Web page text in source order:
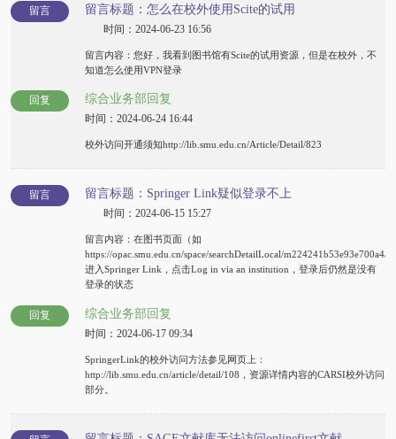
留言 留言标题：怎么在校外使用Scite的试用
时间：2024-06-23 16:56
留言内容：您好，我看到图书馆有Scite的试用资源，但是在校外，不
知道怎么使用VPN登录
回复 综合业务部回复
时间：2024-06-24 16:44
校外访问开通须知http://lib.smu.edu.cn/Article/Detail/823
留言 留言标题：Springer Link疑似登录不上
时间：2024-06-15 15:27
留言内容：在图书页面（如
https://opac.smu.edu.cn/space/searchDetailLocal/
进入Springer Link，点击Log in via an institution，登录后仍然是没有
登录的状态
回复 综合业务部回复
时间：2024-06-17 09:34
SpringerLink的校外访问方法参见网页上：
http://lib.smu.edu.cn/article/detail/108，资源详情内容的CARSI校外访问
部分。